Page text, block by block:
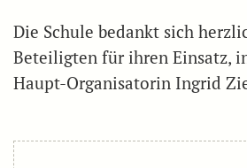
Die Schule bedankt sich
Beteiligten für ihren Einsatz,
Haupt-Organisatorin Ingrid